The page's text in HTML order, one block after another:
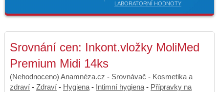
LABORATORNÍ HODNOTY
Srovnání cen: Inkont.vložky MoliMed
Premium Midi 14ks
(Nehodnoceno) Anamnéza.cz - Srovnávač - Kosmetika a
zdraví - Zdraví - Hygiena - Intimní hygiena - Přípravky na